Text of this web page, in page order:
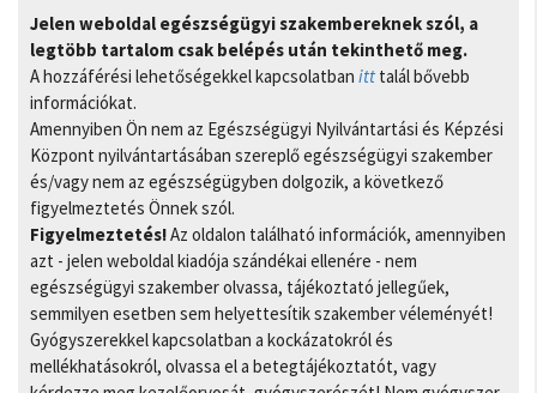
Jelen weboldal egészségügyi szakembereknek szól, a
legtöbb tartalom csak belépés után tekinthető meg.
A hozzáférési lehetőségekkel kapcsolatban itt talál bővebb
információkat.
Amennyiben Ön nem az Egészségügyi Nyilvántartási és Képzési
Központ nyilvántartásában szereplő egészségügyi szakember
és/vagy nem az egészségügyben dolgozik, a következő
figyelmeztetés Önnek szól.
Figyelmeztetés!Az oldalon található információk, amennyiben
azt - jelen weboldal kiadója szándékai ellenére - nem
egészségügyi szakember olvassa, tájékoztató jellegűek,
semmilyen esetben sem helyettesítik szakember véleményét!
Gyógyszerekkel kapcsolatban a kockázatokról és
mellékhatásokról, olvassa el a betegtájékoztatót, vagy